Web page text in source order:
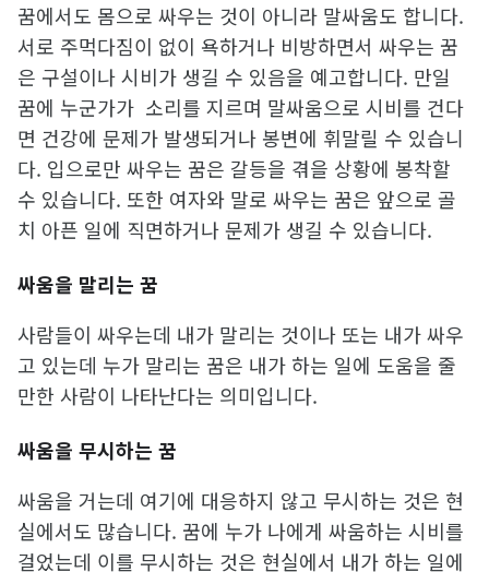
꿈에서도 몸으로 싸우는 것이 아니라 말싸움도 합니다.
서로 주먹다짐이 없이 욕하거나 비방하면서 싸우는 꿈
은 구설이나 시비가 생길 수 있음을 예고합니다. 만일
꿈에 누군가가 소리를 지르며 말싸움으로 시비를 건다
면 건강에 문제가 발생되거나 봉변에 휘말릴 수 있습니
다. 입으로만 싸우는 꿈은 갈등을 겪을 상황에 봉착할
수 있습니다. 또한 여자와 말로 싸우는 꿈은 앞으로 골
치 아픈 일에 직면하거나 문제가 생길 수 있습니다.
싸움을 말리는 꿈
사람들이 싸우는데 내가 말리는 것이나 또는 내가 싸우
고 있는데 누가 말리는 꿈은 내가 하는 일에 도움을 줄
만한 사람이 나타난다는 의미입니다.
싸움을 무시하는 꿈
싸움을 거는데 여기에 대응하지 않고 무시하는 것은 현
실에서도 많습니다. 꿈에 누가 나에게 싸움하는 시비를
걸었는데 이를 무시하는 것은 현실에서 내가 하는 일에